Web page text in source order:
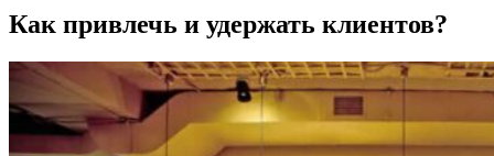
Как привлечь и удержать клиентов?